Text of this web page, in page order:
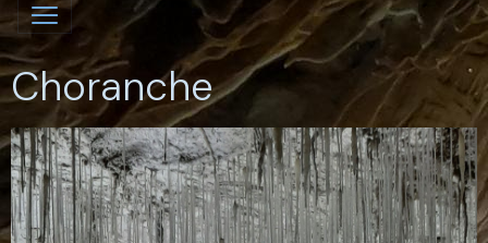
Choranche